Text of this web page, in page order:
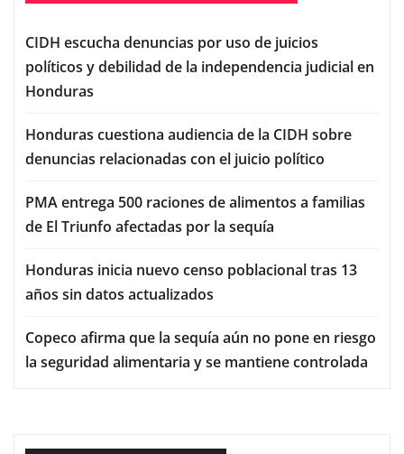
CIDH escucha denuncias por uso de juicios
políticos y debilidad de la independencia judicial en
Honduras
Honduras cuestiona audiencia de la CIDH sobre
denuncias relacionadas con el juicio político
PMA entrega 500 raciones de alimentos a familias
de El Triunfo afectadas por la sequía
Honduras inicia nuevo censo poblacional tras 13
años sin datos actualizados
Copeco afirma que la sequía aún no pone en riesgo
la seguridad alimentaria y se mantiene controlada